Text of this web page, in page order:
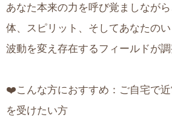
あなた本来の力を呼び覚ましなが
体、スピリット、そしてあなたの
波動を変え存在するフィールドが調
❤️こんな方におすすめ：ご自宅で
を受けたい方